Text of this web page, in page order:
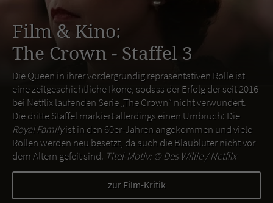
Film & Kino:
The Crown - Staffel 3
Die Queen in ihrer vordergründig repräsentativen Rolle ist
eine zeitgeschichtliche Ikone, sodass der Erfolg der seit 2016
bei Netflix laufenden Serie „The Crown“ nicht verwundert.
Die dritte Staffel markiert allerdings einen Umbruch: Die
Royal Familyist in den 60er-Jahren angekommen und viele
Rollen werden neu besetzt, da auch die Blaublüter nicht vor
dem Altern gefeit sind. Titel-Motiv: ©Des Willie / Netflix
zur Film-Kritik